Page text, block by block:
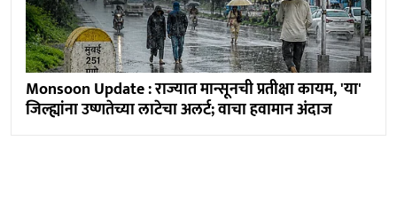
Monsoon Update : राज्यात मान्सूनची प्रतीक्षा कायम, 'या'
जिल्ह्यांना उष्णतेच्या लाटेचा अलर्ट; वाचा हवामान अंदाज